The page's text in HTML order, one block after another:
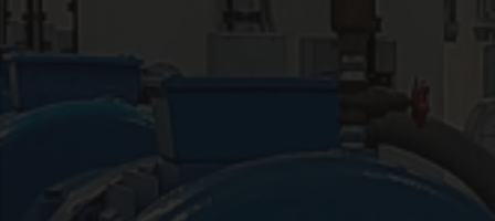
ตรวจวัดพลังงานของมอเตอร์